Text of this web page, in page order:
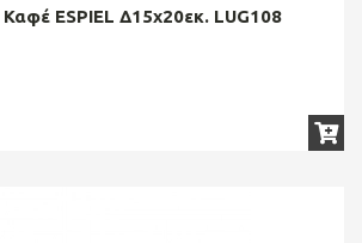
ESPIEL Δ15x20εκ. LUG108